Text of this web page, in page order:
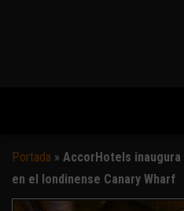
Portada » AccorHotels inaugura
en el londinense Canary Wharf